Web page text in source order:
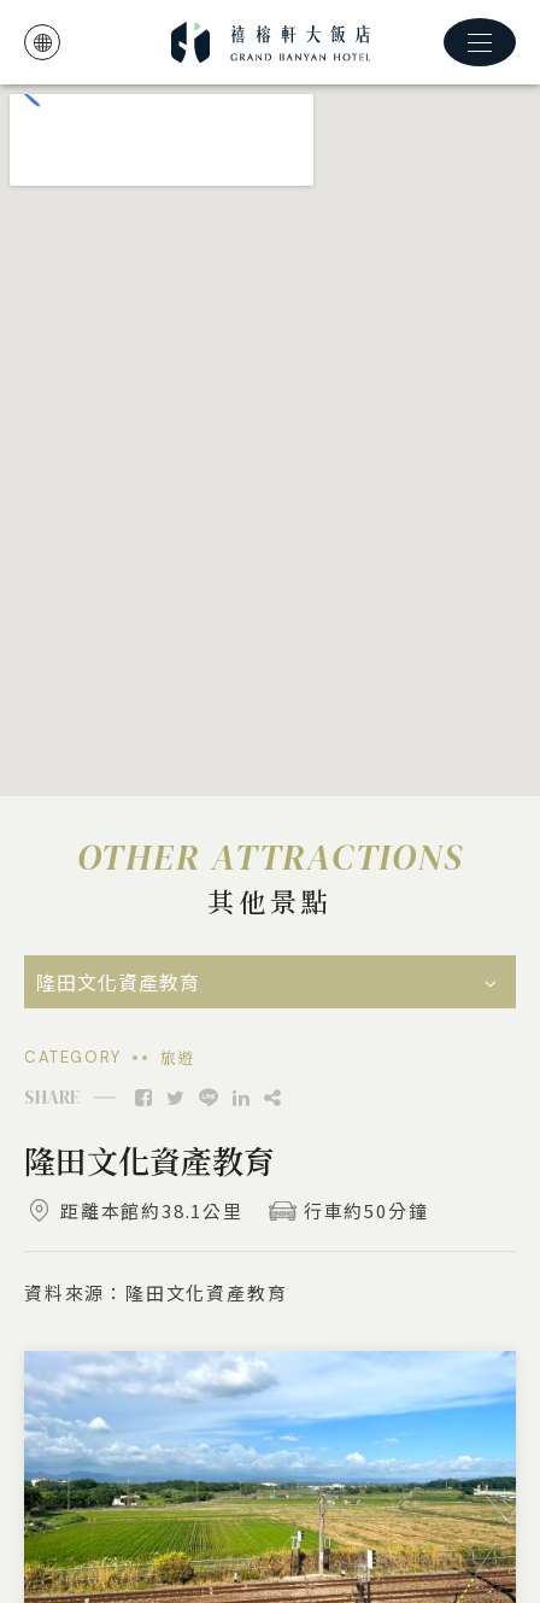
OTHER ATTRACTIONS
其他景點
隆田文化資產教育
CATEGORY 旅遊
SHARE
隆田文化資產教育
距離本館約38.1公里 行車約50分鐘
資料來源：隆田文化資產教育